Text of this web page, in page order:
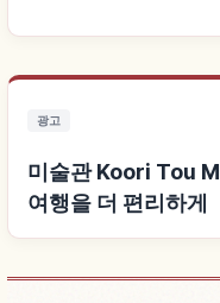
광고
미술관 Koori Tou
여행을 더 편리하게